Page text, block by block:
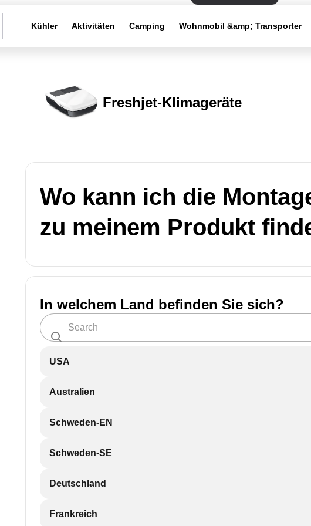
Kühler Aktivitäten Camping Wohnmobil &amp; Transporter
Freshjet-Klimageräte
Wo kann ich die
zu meinem Produkt
In welchem Land befinden Sie sich?
USA
Australien
Schweden-EN
Schweden-SE
Deutschland
Frankreich